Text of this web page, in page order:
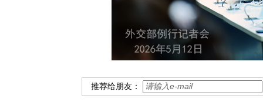
推荐给朋友：